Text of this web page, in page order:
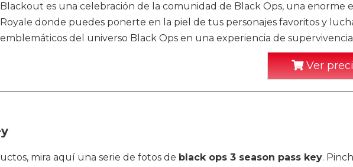
Blackout es una celebración de la comunidad de Black Ops, una enorme
Royale donde puedes ponerte en la piel de tus personajes favoritos y
emblemáticos del universo Black Ops en una experiencia de
Ver
mira aquí una serie de fotos de black ops 3 season pass key.